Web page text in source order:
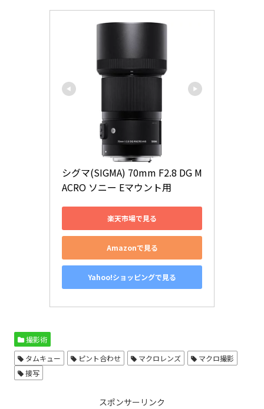
シグマ(SIGMA) 70mm F2.8 DG M
ACRO ソニー Eマウント用
楽天市場で見る
Amazonで見る
Yahoo!ショッピングで見る
撮影術
タムキュー
ピント合わせ マクロレンズ
マクロ撮影
接写
スポンサーリンク